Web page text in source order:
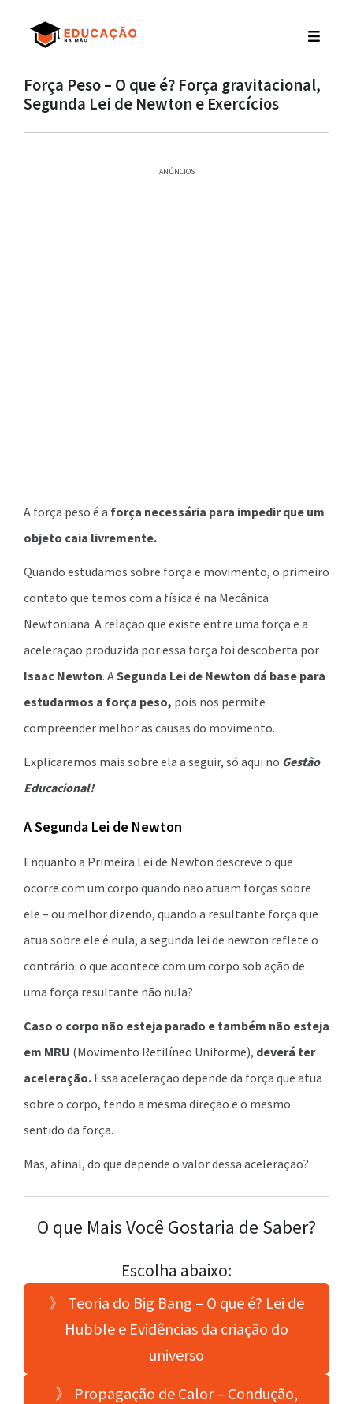
Força Peso – O que é? Força gravitacional,
Segunda Lei de Newton e Exercícios
ANÚNCIOS
A força peso é a força necessária para impedir que um
objeto caia livremente.
Quando estudamos sobre força e movimento, o primeiro
contato que temos com a física é na Mecânica
Newtoniana. A relação que existe entre uma força e a
aceleração produzida por essa força foi descoberta por
Isaac Newton. ASegunda Lei de Newton dá base para
estudarmos a força peso, pois nos permite
compreender melhor as causas do movimento.
Explicaremos mais sobre ela a seguir, só aqui no Gestão
Educacional!
A Segunda Lei de Newton
Enquanto a Primeira Lei de Newton descreve o que
ocorre com um corpo quando não atuam forças sobre
ele – ou melhor dizendo, quando a resultante força que
atua sobre ele é nula, a segunda lei de newton reflete o
contrário: o que acontece com um corpo sob ação de
uma força resultante não nula?
Caso o corpo não esteja parado e também não esteja
em MRU (Movimento Retilíneo Uniforme), deverá ter
aceleração. Essa aceleração depende da força que atua
sobre o corpo, tendo a mesma direção e o mesmo
sentido da força.
Mas, afinal, do que depende o valor dessa aceleração?
O que Mais Você Gostaria de Saber?
Escolha abaixo:
》 Teoria do Big Bang – O que é? Lei de
Hubble e Evidências da criação do
universo
》 Propagação de Calor – Condução,